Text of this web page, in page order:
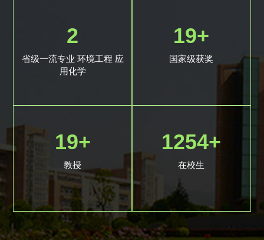
2
省级一流专业 环境工程 应
用化学
20+
国家级获奖
20+
教授
1284+
在校生